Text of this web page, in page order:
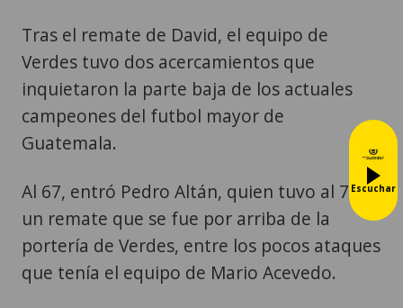
Tras el remate de David, el equipo de
Verdes tuvo dos acercamientos que
inquietaron la parte baja de los actuales
campeones del futbol mayor de
Guatemala.
Al 67, entró Pedro Altán, quien tuvo al 71
un remate que se fue por arriba de la
portería de Verdes, entre los pocos ataques
que tenía el equipo de Mario Acevedo.
Escuchar